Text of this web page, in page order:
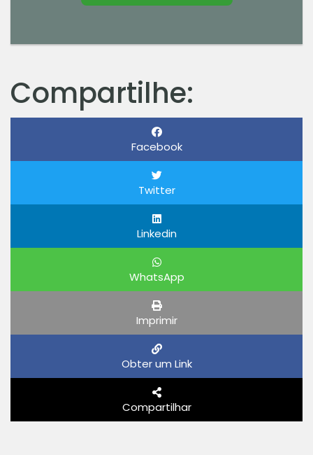
Compartilhe:
Facebook
Twitter
Linkedin
WhatsApp
Imprimir
Obter um Link
Compartilhar